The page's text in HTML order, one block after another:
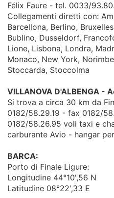
Félix Faure - tel. 0033/
Collegamenti diretti con:
Barcellona, Berlino,
Bublino, Dusseldorf,
Lione, Lisbona, Londra,
Monaco, New York,
Stoccarda, Stoccolma
VILLANOVA D'ALBENGA -
Si trova a circa 30 km da
0182/58.29.19 - fax 0182/
0182/58.26.95 voli taxi e
carburante Avio - hangar
BARCA:
Porto di Finale Ligure:
Longitudine 44°10',56 N
Latitudine 08°22',33 E